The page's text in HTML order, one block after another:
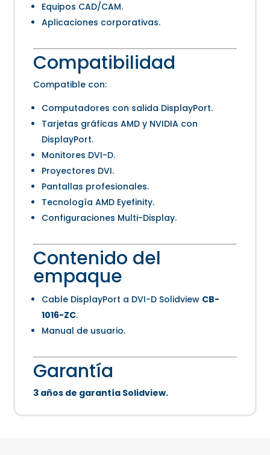
Equipos CAD/CAM.
Aplicaciones corporativas.
Compatibilidad
Compatible con:
Computadores con salida DisplayPort.
Tarjetas gráficas AMD y NVIDIA con
DisplayPort.
Monitores DVI-D.
Proyectores DVI.
Pantallas profesionales.
Tecnología AMD Eyefinity.
Configuraciones Multi-Display.
Contenido del
empaque
Cable DisplayPort a DVI-D Solidview CB-
1016-ZC.
Manual de usuario.
Garantía
3 años de garantía Solidview.